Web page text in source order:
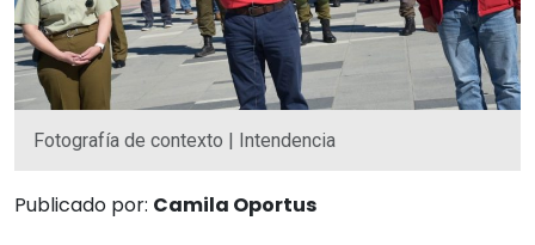
Fotografía de contexto | Intendencia
Publicado por: Camila Oportus